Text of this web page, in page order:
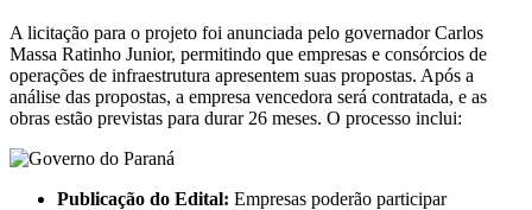
A licitação para o projeto foi anunciada pelo governador Carlos
Massa Ratinho Junior, permitindo que empresas e consórcios de
operações de infraestrutura apresentem suas propostas. Após a
análise das propostas, a empresa vencedora será contratada, e as
obras estão previstas para durar 26 meses. O processo inclui:
Publicação do Edital: Empresas poderão participar